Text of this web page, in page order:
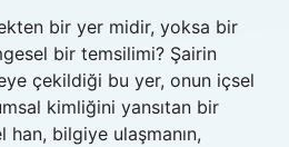
bir yer midir, yoksa bir
bir temsilimi? Şairin
çekildiği bu yer, onun içsel
kimliğini yansıtan bir
bilgiye ulaşmanın,